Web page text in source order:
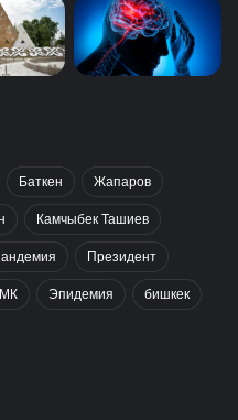
Баткен Жапаров
Камчыбек Ташиев
Президент
Эпидемия бишкек